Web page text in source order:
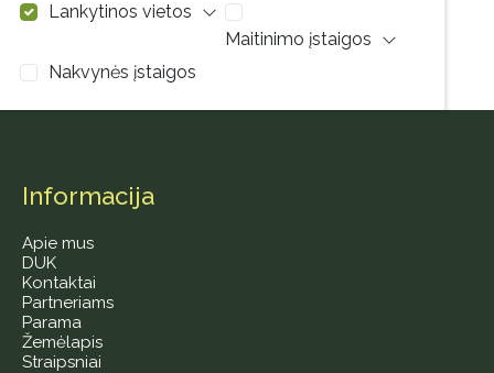
Lankytinos vietos
Maitinimo įstaigos
Nakvynės įstaigos
Informacija
Apie mus
DUK
Kontaktai
Partneriams
Parama
Žemėlapis
Straipsniai